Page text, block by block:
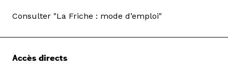
Consulter "La Friche : mode d’emploi"
Accès directs